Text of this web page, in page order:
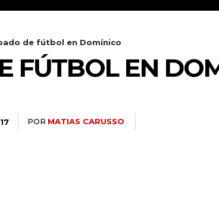
de fútbol en Domínico
FÚTBOL EN
POR MATIAS CARUSSO